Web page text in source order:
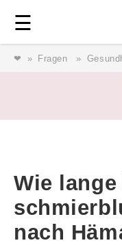
☰
❤ Fragen
Wie
nach
Forum
Service